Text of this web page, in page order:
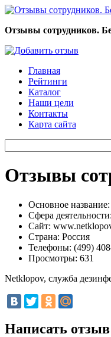
Отзывы сотрудников.
Главная
Рейтинги
Каталог
Наши цели
Контакты
Карта сайта
Отзывы
Основное название:
Сфера деятельности:
Сайт:
Страна: Россия
Телефоны: (499)
Просмотры: 631
Netklopov, служба
Написать